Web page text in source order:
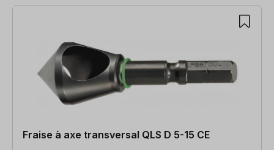
Fraise à axe transversal QLS D 5-15 CE